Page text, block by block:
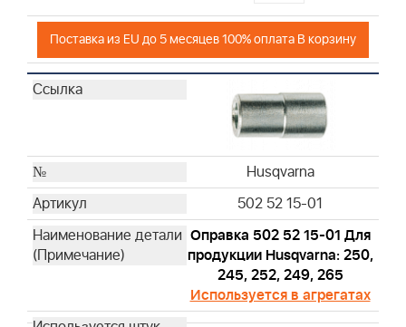
Поставка из EU до 5 месяцев 100% оплата В корзину
Husqvarna
502 52 15-01
Оправка 502 52 15-01 Для
продукции Husqvarna: 250,
245, 252, 249, 265
Используется в агрегатах